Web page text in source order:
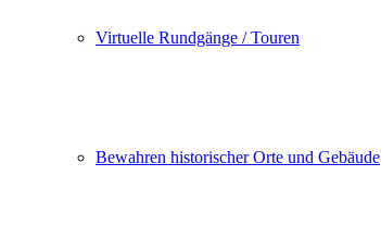
Virtuelle Rundgänge / Touren
Bewahren historischer Orte und Gebäude